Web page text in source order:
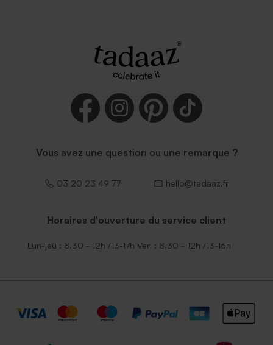
Enveloppe naissance bleu
Enveloppe naissance rouille
Vous avez une question ou une remarque ?
03 20 23 49 77 hello@tadaaz.fr
Horaires d'ouverture du service client
Lun-jeu : 8.30 - 12h /13-17h Ven : 8.30 - 12h /13-16h